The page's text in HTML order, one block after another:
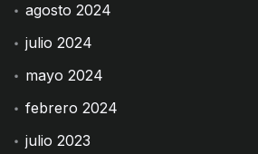
agosto 2024
julio 2024
mayo 2024
febrero 2024
julio 2023